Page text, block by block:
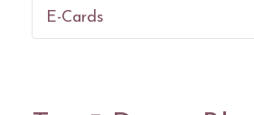
E-Cards